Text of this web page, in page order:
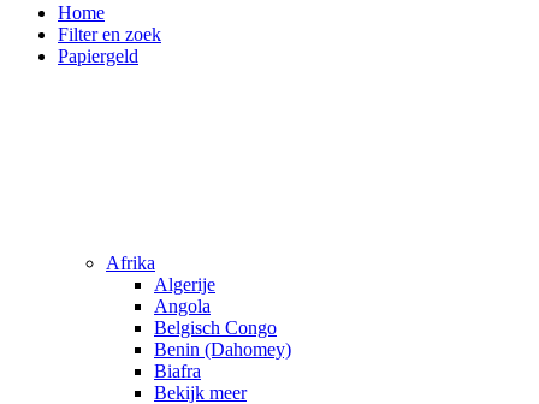
Home
Filter en zoek
Papiergeld
Afrika
Algerije
Angola
Belgisch Congo
Benin (Dahomey)
Biafra
Bekijk meer